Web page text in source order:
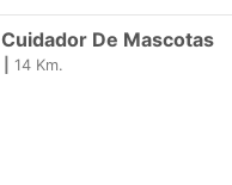
Cuidador De Mascotas
14 Km.